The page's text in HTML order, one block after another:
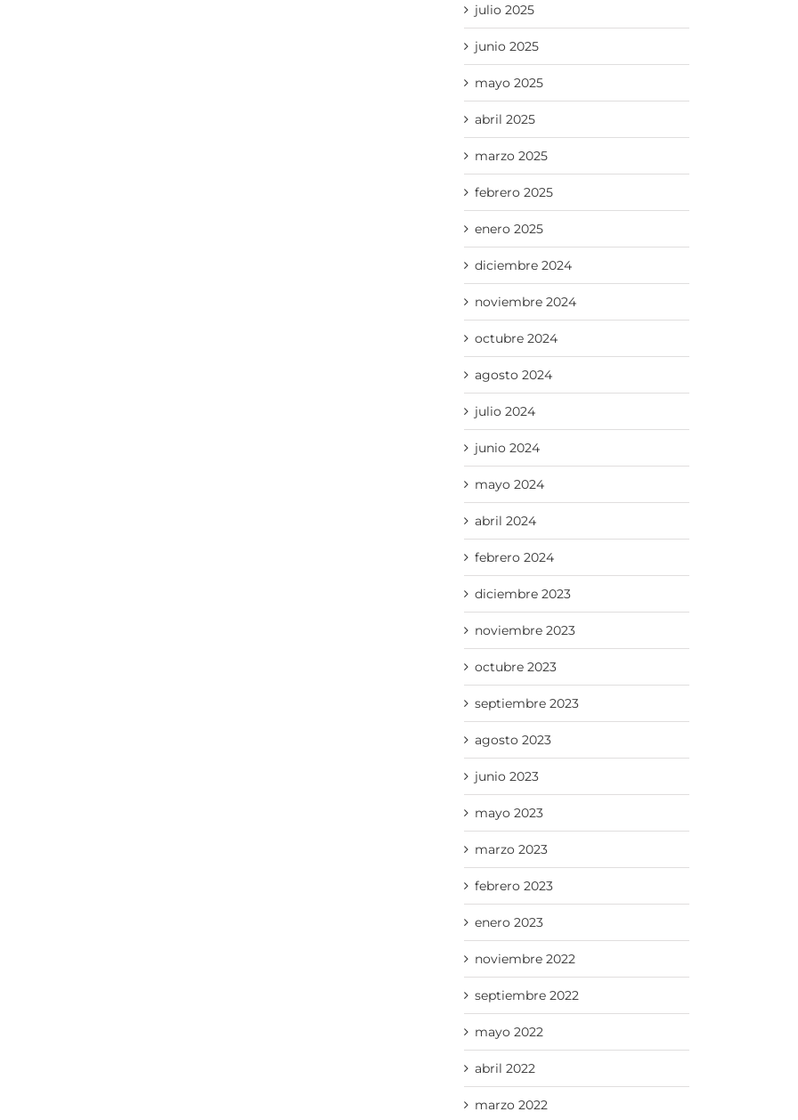
julio 2025
junio 2025
mayo 2025
abril 2025
marzo 2025
febrero 2025
enero 2025
diciembre 2024
noviembre 2024
octubre 2024
agosto 2024
julio 2024
junio 2024
mayo 2024
abril 2024
febrero 2024
diciembre 2023
noviembre 2023
octubre 2023
septiembre 2023
agosto 2023
junio 2023
mayo 2023
marzo 2023
febrero 2023
enero 2023
noviembre 2022
septiembre 2022
mayo 2022
abril 2022
marzo 2022